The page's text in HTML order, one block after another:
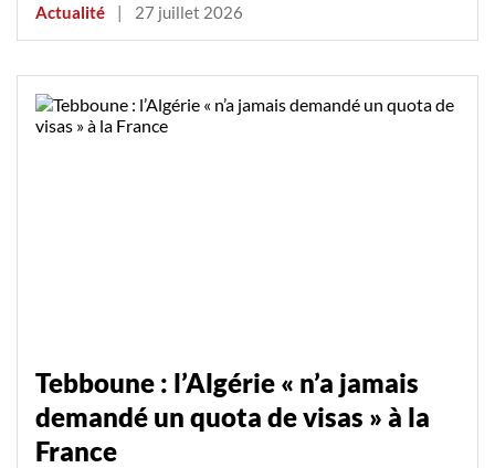
Actualité | 27 juillet 2026
Tebboune : l’Algérie « n’a jamais
demandé un quota de visas » à la
France